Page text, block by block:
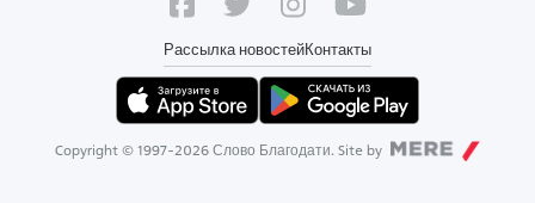
Рассылка новостейКонтакты
Copyright © 1997-2026 Слово Благодати. Site by